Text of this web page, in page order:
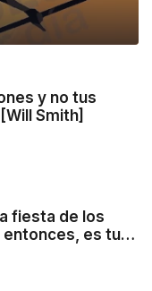
y no tus
Smith]
fiesta de los
es tu